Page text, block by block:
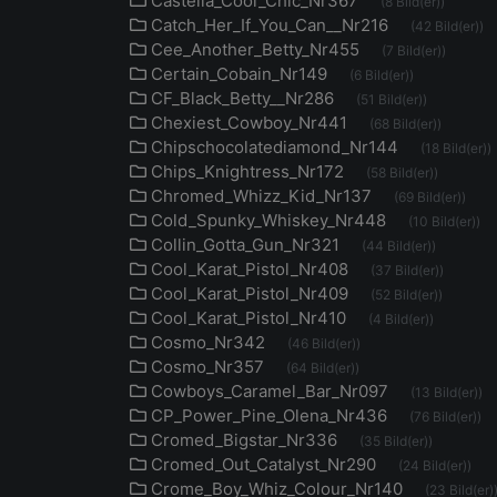
Catch_Her_If_You_Can__Nr216 (42 Bild(er))
Cee_Another_Betty_Nr455 (7 Bild(er))
Certain_Cobain_Nr149 (6 Bild(er))
CF_Black_Betty__Nr286 (51 Bild(er))
Chexiest_Cowboy_Nr441 (68 Bild(er))
Chipschocolatediamond_Nr144 (18 Bild(er))
Chips_Knightress_Nr172 (58 Bild(er))
Chromed_Whizz_Kid_Nr137 (69 Bild(er))
Cold_Spunky_Whiskey_Nr448 (10 Bild(er))
Collin_Gotta_Gun_Nr321 (44 Bild(er))
Cool_Karat_Pistol_Nr408 (37 Bild(er))
Cool_Karat_Pistol_Nr409 (52 Bild(er))
Cool_Karat_Pistol_Nr410 (4 Bild(er))
Cosmo_Nr342 (46 Bild(er))
Cosmo_Nr357 (64 Bild(er))
Cowboys_Caramel_Bar_Nr097 (13 Bild(er))
CP_Power_Pine_Olena_Nr436 (76 Bild(er))
Cromed_Bigstar_Nr336 (35 Bild(er))
Cromed_Out_Catalyst_Nr290 (24 Bild(er))
Crome_Boy_Whiz_Colour_Nr140 (23 Bild(er))